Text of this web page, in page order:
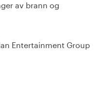
av brann og
Entertainment Group